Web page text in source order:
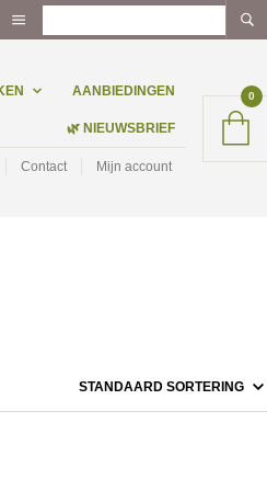
AANBIEDINGEN
🌿 NIEUWSBRIEF
Contact Mijn account
0